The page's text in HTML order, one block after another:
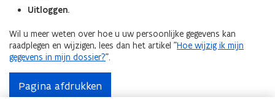
Uitloggen.
Wil u meer weten over hoe u uw persoonlijke gegevens kan
raadplegen en wijzigen, lees dan het artikel "Hoe wijzig ik mijn
gegevens in mijn dossier?".
Pagina afdrukken